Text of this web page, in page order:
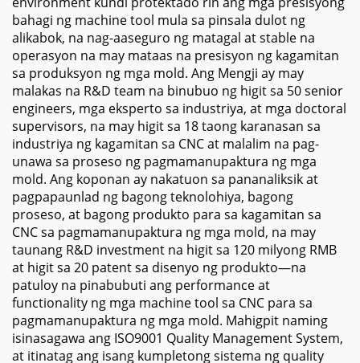
bahagi ng machine tool mula sa pinsala dulot ng
alikabok, na nag-aaseguro ng matagal at stable na
operasyon na may mataas na presisyon ng kagamitan
sa produksyon ng mga mold. Ang Mengji ay may
malakas na R&D team na binubuo ng higit sa 50 senior
engineers, mga eksperto sa industriya, at mga doctoral
supervisors, na may higit sa 18 taong karanasan sa
industriya ng kagamitan sa CNC at malalim na pag-
unawa sa proseso ng pagmamanupaktura ng mga
mold. Ang koponan ay nakatuon sa pananaliksik at
pagpapaunlad ng bagong teknolohiya, bagong
proseso, at bagong produkto para sa kagamitan sa
CNC sa pagmamanupaktura ng mga mold, na may
taunang R&D investment na higit sa 120 milyong RMB
at higit sa 20 patent sa disenyo ng produkto—na
patuloy na pinabubuti ang performance at
functionality ng mga machine tool sa CNC para sa
pagmamanupaktura ng mga mold. Mahigpit naming
isinasagawa ang ISO9001 Quality Management System,
at itinatag ang isang kumpletong sistema ng quality